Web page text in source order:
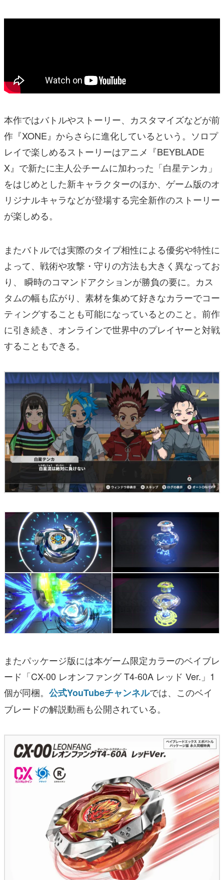
本作ではバトルやストーリー、カスタマイズなどが前
作『XONE』からさらに進化しているという。ソロプ
レイで楽しめるストーリーはアニメ『BEYBLADE
X』で新たに主人公チームに加わった「白星テンカ」
をはじめとした新キャラクターのほか、ゲーム版のオ
リジナルキャラなどが登場する完全新作のストーリー
が楽しめる。
またバトルでは実際のタイプ相性による優劣や特性に
よって、戦術や攻撃・守りの方法も大きく異なってお
り、 瞬時のコマンドアクションが勝負の要に。カス
タムの幅も広がり、素材を集めて好きなカラーでコー
ティングすることも可能になっているとのこと。前作
に引き続き、オンラインで世界中のプレイヤーと対戦
することもできる。
またパッケージ版には本ゲーム限定カラーのベイブレ
ード「CX-00 レオンファング T4-60A レッド Ver.」1
個が同梱。 公式YouTubeチャンネルでは、このベイ
ブレードの解説動画も公開されている。